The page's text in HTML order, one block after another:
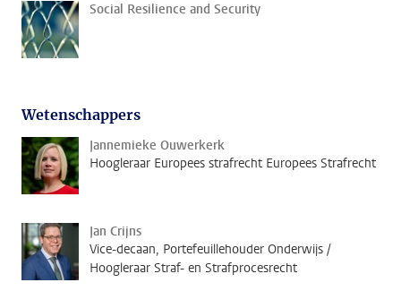
Social Resilience and Security
Wetenschappers
Jannemieke Ouwerkerk
Hoogleraar Europees strafrecht Europees Strafrecht
Jan Crijns
Vice-decaan, Portefeuillehouder Onderwijs /
Hoogleraar Straf- en Strafprocesrecht